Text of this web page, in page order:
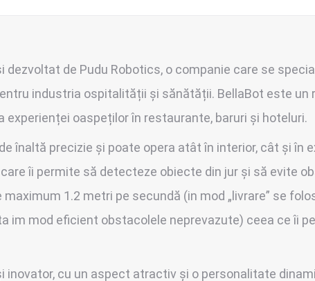
de Pudu Robotics, o companie care se
industria ospitalității și sănătății. BellaBot este un
oaspeților în restaurante, baruri și hoteluri.
înaltă precizie și poate opera atât în interior, cât și în
îi permite să detecteze obiecte din jur și să evite
1.2 metri pe secundă (in mod „livrare” se
im mod eficient obstacolele neprevazute) ceea ce îi
inovator, cu un aspect atractiv și o personalitate